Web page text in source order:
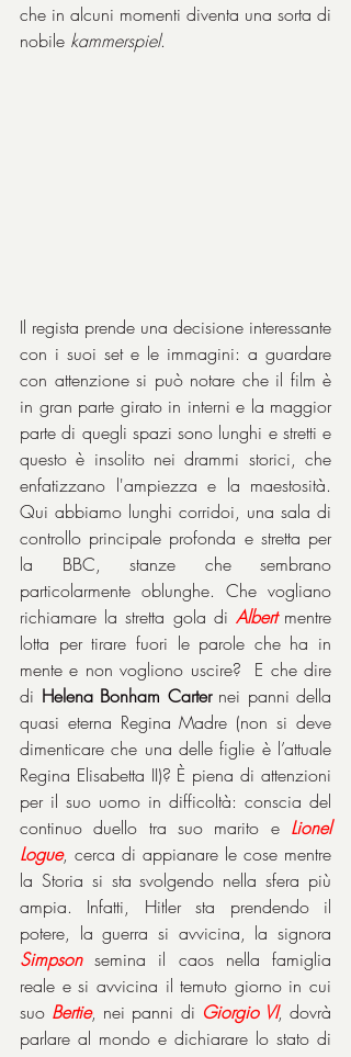
che in alcuni momenti diventa una sorta di
nobile kammerspiel.
Il regista prende una decisione interessante
con i suoi set e le immagini: a guardare
con attenzione si può notare che il film è
in gran parte girato in interni e la maggior
parte di quegli spazi sono lunghi e stretti e
questo è insolito nei drammi storici, che
enfatizzano l'ampiezza e la maestosità.
Qui abbiamo lunghi corridoi, una sala di
controllo principale profonda e stretta per
la BBC, stanze che sembrano
particolarmente oblunghe. Che vogliano
richiamare la stretta gola di Albert mentre
lotta per tirare fuori le parole che ha in
mente e non vogliono uscire?  E che dire
di Helena Bonham Carter nei panni della
quasi eterna Regina Madre (non si deve
dimenticare che una delle figlie è l’attuale
Regina Elisabetta II)? È piena di attenzioni
per il suo uomo in difficoltà: conscia del
continuo duello tra suo marito e Lionel
Logue, cerca di appianare le cose mentre
la Storia si sta svolgendo nella sfera più
ampia. Infatti, Hitler sta prendendo il
Simpson semina il caos nella famiglia
reale e si avvicina il temuto giorno in cui
suo Bertie, nei panni di Giorgio VI, dovrà
parlare al mondo e dichiarare lo stato di